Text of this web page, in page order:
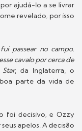
ajudá-lo a se livrar
revelado, por isso
passear no campo.
cavalo por cerca de
, da Inglaterra, o
parte da vida de
foi decisivo, e Ozzy
apelos. A decisão